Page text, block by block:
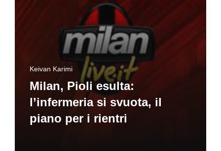
Keivan Karimi
Milan, Pioli esulta:
l’infermeria si svuota, il
piano per i rientri